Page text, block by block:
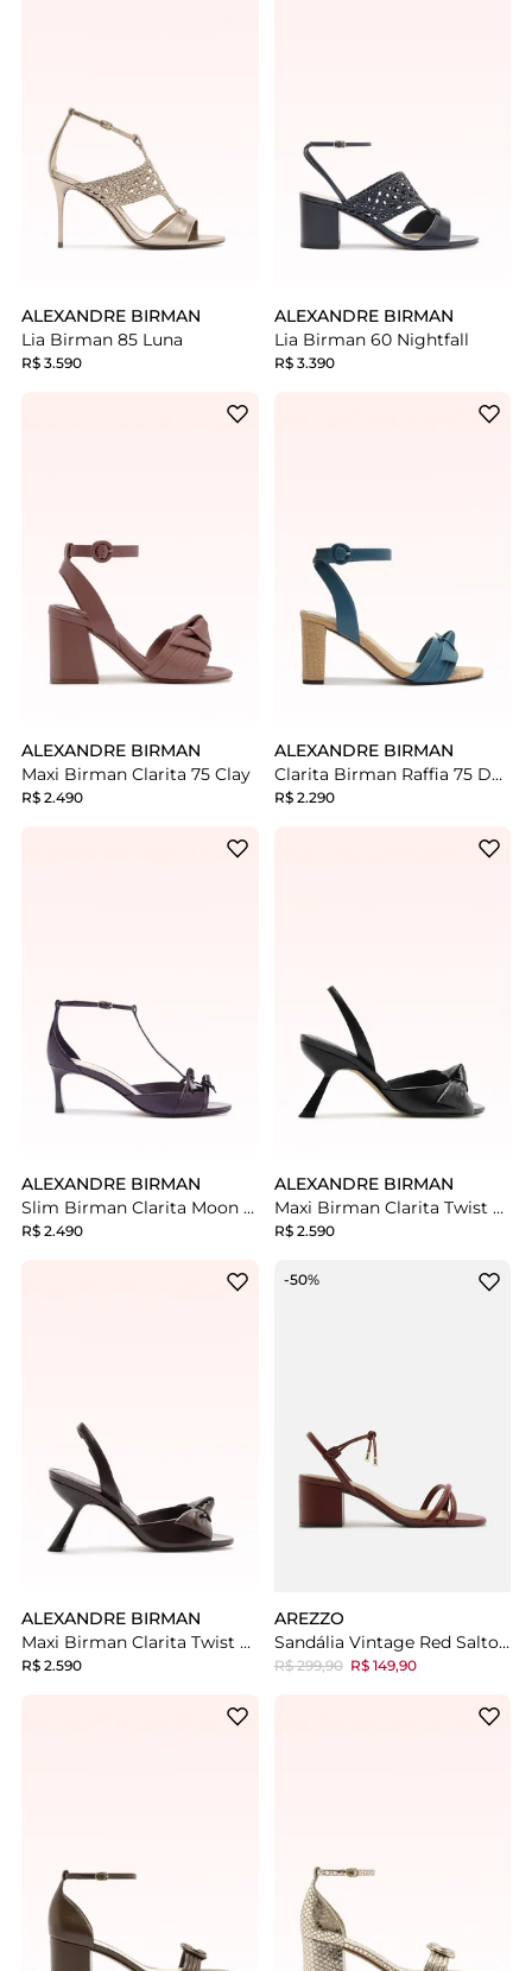
ALEXANDRE BIRMAN
Lia Birman 85 Luna
R$ 3.590
ALEXANDRE BIRMAN
Lia Birman 60 Nightfall
R$ 3.390
ALEXANDRE BIRMAN
Maxi Birman Clarita 75 Clay
R$ 2.490
ALEXANDRE BIRMAN
Clarita Birman Raffia 75 Denim
R$ 2.290
ALEXANDRE BIRMAN
Slim Birman Clarita Moon 60 Aubergine
R$ 2.490
ALEXANDRE BIRMAN
Maxi Birman Clarita Twist Black
R$ 2.590
ALEXANDRE BIRMAN
Maxi Birman Clarita Twist Dark Plum
R$ 2.590
-50%
AREZZO
Sandália Vintage Red Salto Bloco Amarração Tiras
R$ 299,90 R$ 149,90